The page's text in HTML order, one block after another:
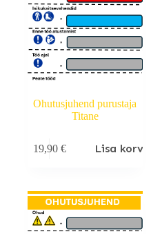
Ohutusjuhend purustaja
Titane
19,90 € Lisa korvi